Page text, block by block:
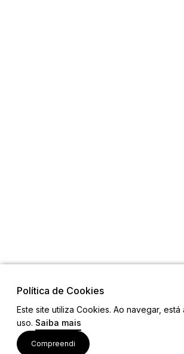
Política de Cookies
Este site utiliza Cookies. Ao navegar,
uso. Saiba mais
Compreendi
Links
Ligações Úteis